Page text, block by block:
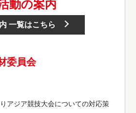
動の案内
一覧はこちら
委員会
アジア競技大会についての対応策